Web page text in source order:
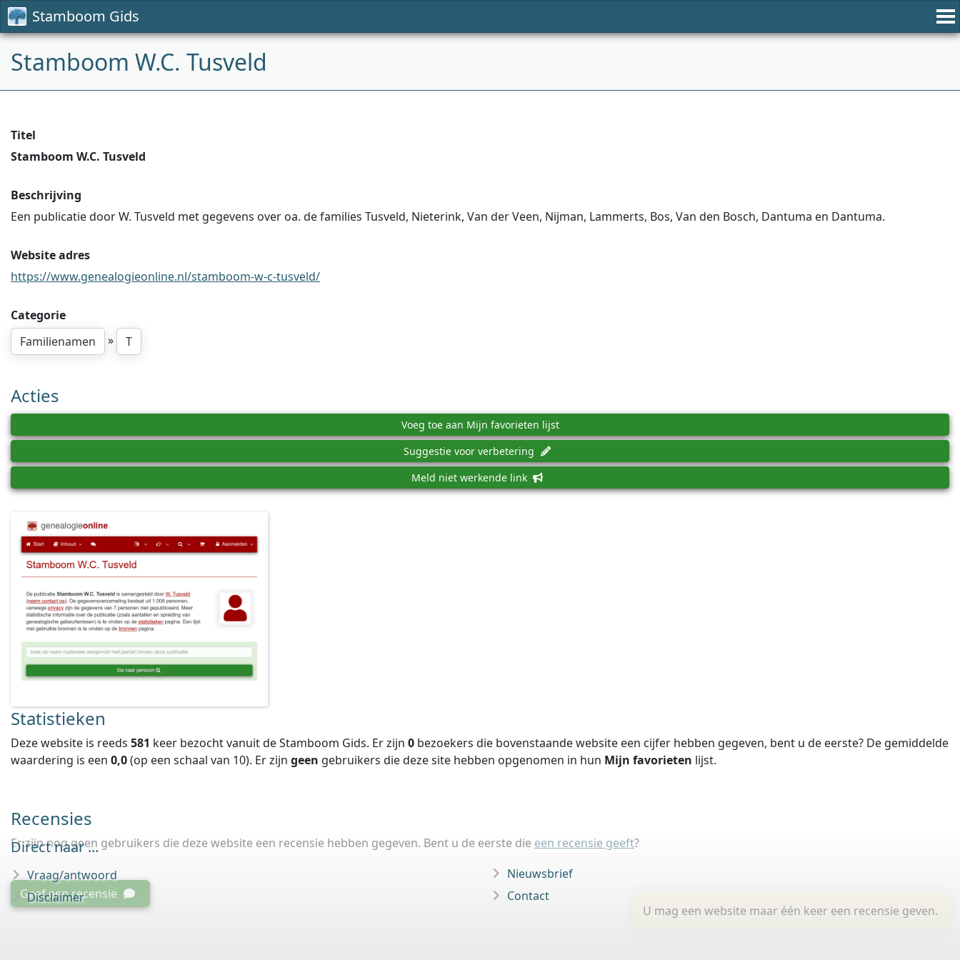
Stamboom Gids
Stamboom W.C. Tusveld
Titel
Stamboom W.C. Tusveld
Beschrijving
Een publicatie door W. Tusveld met gegevens over oa. de families Tusveld, Nieterink, Van der Veen, Nijman, Lammerts, Bos, Van den Bosch, Dantuma en Dantuma.
Website adres
https://www.genealogieonline.nl/stamboom-w-c-tusveld/
Categorie
Familienamen
» T
Acties
Voeg toe aan Mijn favorieten lijst
Suggestie voor verbetering
Meld niet werkende link
Statistieken
Deze website is reeds 581 keer bezocht vanuit de Stamboom Gids. Er zijn 0 bezoekers die bovenstaande website een cijfer hebben gegeven, bent u de eerste? De gemiddelde
waardering is een 0,0(op een schaal van 10). Er zijn geen gebruikers die deze site hebben opgenomen in hun Mijn favorieten lijst.
Recensies
Er zijn nog geen gebruikers die deze website een recensie hebben gegeven. Bent u de eerste die een recensie geeft?
U mag een website maar één keer een recensie geven.
Geef een recensie
Direct naar ...
Vraag/antwoord
Disclaimer
Nieuwsbrief
Contact